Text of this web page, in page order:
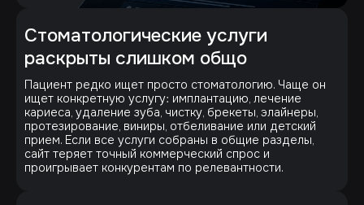
Стоматологические услуги
раскрыты слишком общо
Пациент редко ищет просто стоматологию. Чаще он
ищет конкретную услугу: имплантацию, лечение
кариеса, удаление зуба, чистку, брекеты, элайнеры,
протезирование, виниры, отбеливание или детский
прием. Если все услуги собраны в общие разделы,
сайт теряет точный коммерческий спрос и
проигрывает конкурентам по релевантности.